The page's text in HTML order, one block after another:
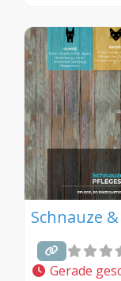
Vierbeinern
Ihres Hundes
Leistungen –
Kämmen –
Trimmen –
Schnauze
Gerade